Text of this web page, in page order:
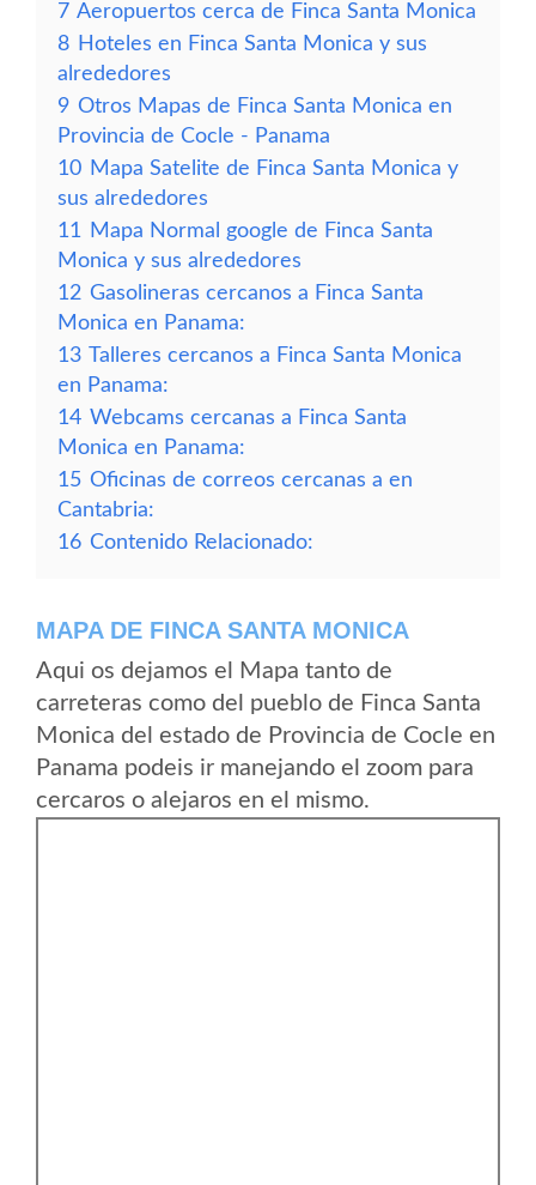
7 Aeropuertos cerca de Finca Santa Monica
8 Hoteles en Finca Santa Monica y sus
alrededores
9 Otros Mapas de Finca Santa Monica en
Provincia de Cocle - Panama
10 Mapa Satelite de Finca Santa Monica y
sus alrededores
11
Mapa Normal google de Finca Santa
Monica y sus alrededores
12 Gasolineras cercanos a Finca Santa
Monica en Panama:
13 Talleres cercanos a Finca Santa Monica
en Panama:
14 Webcams cercanas a Finca Santa
Monica en Panama:
15 Oficinas de correos cercanas a en
Cantabria:
16 Contenido Relacionado:
MAPA DE FINCA SANTA MONICA
Aqui os dejamos el Mapa tanto de
carreteras como del pueblo de Finca Santa
Monica del estado de Provincia de Cocle en
Panama podeis ir manejando el zoom para
cercaros o alejaros en el mismo.